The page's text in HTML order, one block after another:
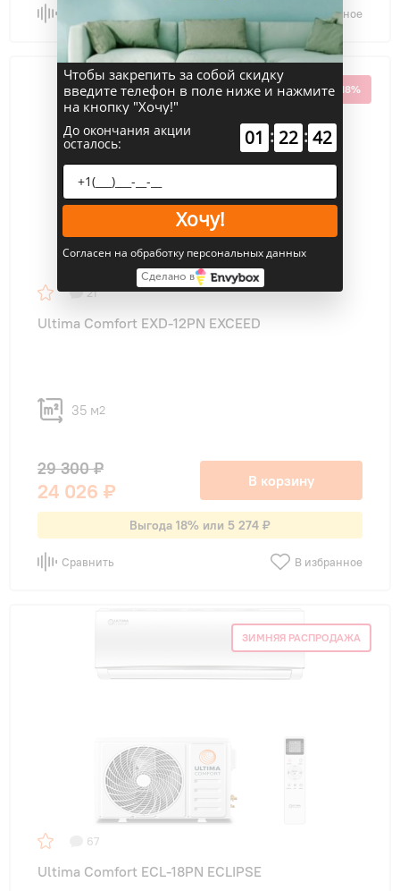
В избранное
-18%
21
Ultima Comfort EXD-12PN EXCEED
35 м2
29 300 ₽
24 026 ₽ В корзину
Выгода 18% или 5 274 ₽
Сравнить В избранное
ЗИМНЯЯ РАСПРОДАЖА
67
Ultima Comfort ECL-18PN ECLIPSE
Чтобы закрепить за собой скидку
введите телефон в поле ниже и нажмите
на кнопку "Хочу!"
До окончания акции
осталось: 01 : 22 : 42
Хочу!
Согласен на обработку персональных данных
Сделано в